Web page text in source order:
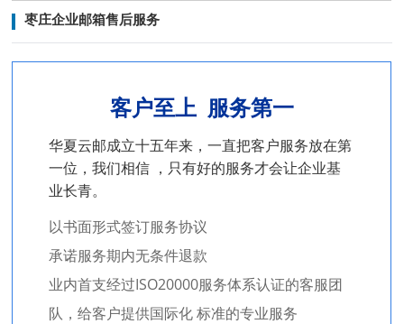
枣庄企业邮箱售后服务
客户至上 服务第一
华夏云邮成立十五年来，一直把客户服务放在第
一位，我们相信 ，只有好的服务才会让企业基
业长青。
以书面形式签订服务协议
承诺服务期内无条件退款
业内首支经过ISO20000服务体系认证的客服团
队，给客户提供国际化 标准的专业服务